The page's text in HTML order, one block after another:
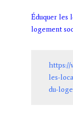
Éduquer les
logement
https://
les-
du-